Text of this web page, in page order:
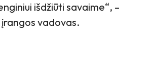
išdžiūti savaime“, –
įrangos vadovas.